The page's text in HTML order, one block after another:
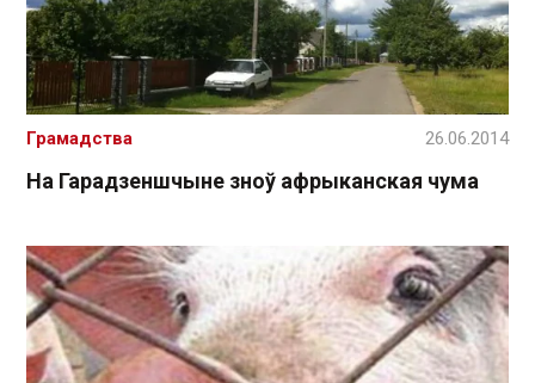
На Гарадзеншчыне зноў афрыканская чума
Грамадства 26.06.2014